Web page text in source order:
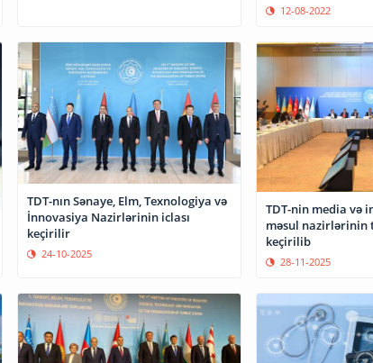
12-08-2022
TDT-nın Sənaye, Elm, Texnologiya və
İnnovasiya Nazirlərinin iclası
keçirilir
24-10-2025
TDT-nin media və
məsul nazirlərinin
keçirilib
28-11-2025